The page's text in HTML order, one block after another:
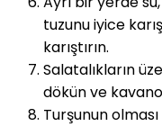
tuzunu iyice
karıştırın.
Salatalıkların
dökün ve
Turşunun